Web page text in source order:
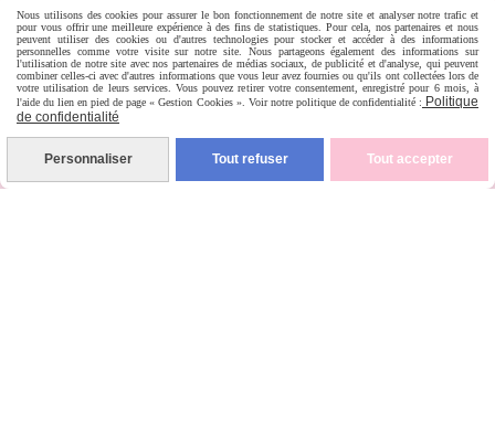
Chronique
Nous utilisons des cookies pour assurer le bon fonctionnement de notre site et analyser notre trafic et
pour vous offrir une meilleure expérience à des fins de statistiques. Pour cela, nos partenaires et nous
peuvent utiliser des cookies ou d'autres technologies pour stocker et accéder à des informations
personnelles comme votre visite sur notre site. Nous partageons également des informations sur
l'utilisation de notre site avec nos partenaires de médias sociaux, de publicité et d'analyse, qui peuvent
combiner celles-ci avec d'autres informations que vous leur avez fournies ou qu'ils ont collectées lors de
votre utilisation de leurs services. Vous pouvez retirer votre consentement, enregistré pour 6 mois, à
l'aide du lien en pied de page « Gestion Cookies ». Voir notre politique de confidentialité : Politique
de confidentialité
Personnaliser Tout refuser Tout accepter